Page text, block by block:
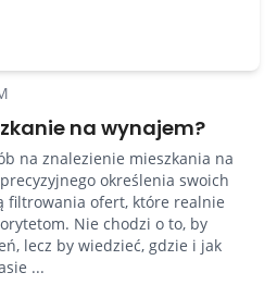
na wynajem?
na znalezienie mieszkania na
określenia swoich
filtrowania ofert, które realnie
Nie chodzi o to, by
lecz by wiedzieć, gdzie i jak
...